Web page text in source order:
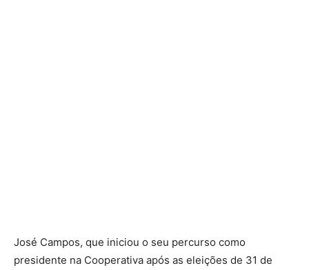
José Campos, que iniciou o seu percurso como
presidente na Cooperativa após as eleições de 31 de